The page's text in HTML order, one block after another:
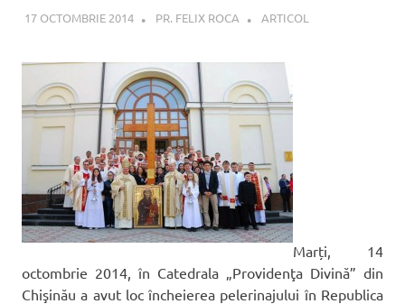
17 OCTOMBRIE 2014 PR. FELIX ROCA ARTICOL
Marți, 14
octombrie 2014, în Catedrala „Providenţa Divină” din
Chişinău a avut loc încheierea pelerinajului în Republica